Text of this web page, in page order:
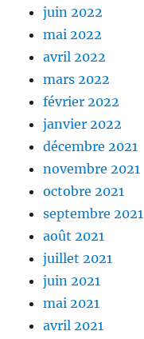
juin 2022
mai 2022
avril 2022
mars 2022
février 2022
janvier 2022
décembre 2021
novembre 2021
octobre 2021
septembre 2021
août 2021
juillet 2021
juin 2021
mai 2021
avril 2021